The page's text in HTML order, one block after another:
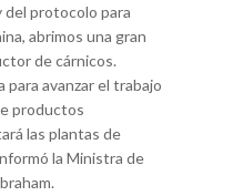
protocolo para
abrimos una gran
de cárnicos.
avanzar el trabajo
productos
las plantas de
la Ministra de